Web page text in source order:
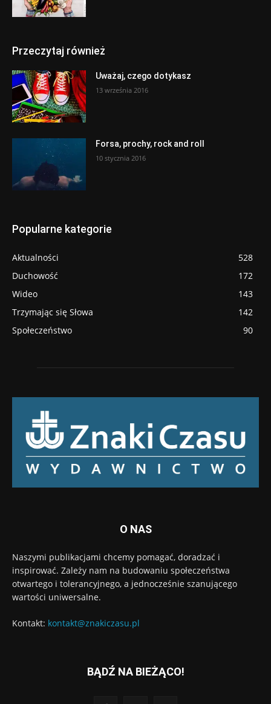
Przeczytaj również
Uważaj, czego dotykasz
13 września 2016
Forsa, prochy, rock and roll
10 stycznia 2016
Popularne kategorie
Aktualności
528
Duchowość
172
Wideo
143
Trzymając się Słowa
142
Społeczeństwo
90
O NAS
Naszymi publikacjami chcemy pomagać, doradzać i
inspirować. Zależy nam na budowaniu społeczeństwa
otwartego i tolerancyjnego, a jednocześnie szanującego
wartości uniwersalne.
Kontakt: kontakt@znakiczasu.pl
BĄDŹ NA BIEŻĄCO!